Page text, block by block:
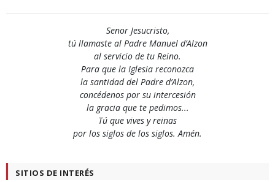
Senor Jesucristo,
tú llamaste al Padre Manuel d’Alzon
al servicio de tu Reino.
Para que la Iglesia reconozca
la santidad del Padre d’Alzon,
concédenos por su intercesión
la gracia que te pedimos...
Tú que vives y reinas
por los siglos de los siglos. Amén.
SITIOS DE INTERÉS